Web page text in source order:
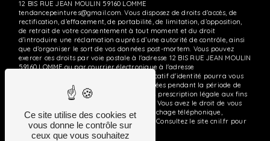
12 BIS RUE JEAN MOULIN 59160 LOMME
tendancepeintures@gmail.com. Vous disposez de droits d’accès, de
rectification, d’effacement, de portabilité, de limitation, d’opposition,
de retrait de votre consentement à tout moment et du droit
d’introduire une réclamation auprès d’une autorité de contrôle, ainsi
que d’organiser le sort de vos données post-mortem. Vous pouvez
exercer ces droits par voie postale à l'adresse 12 BIS RUE JEAN MOULIN
59160 LOMME ou par courrier électronique à l'adresse
tendancepeintures@gmail.com. Un justificatif d'identité pourra vous
être demandé. Nous conservons vos données pendant la période de
prise de contact puis pendant la durée de prescription légale aux fins
probatoires et de gestion des contentieux. Vous avez le droit de vous
inscrire sur la liste d'opposition au démarchage téléphonique,
disponible à cette adresse: Bloctel.gouv.fr
. Consultez le site cnil.fr pour
plus d’informations sur vos droits.
Ce site utilise des cookies et
vous donne le contrôle sur
ceux que vous souhaitez